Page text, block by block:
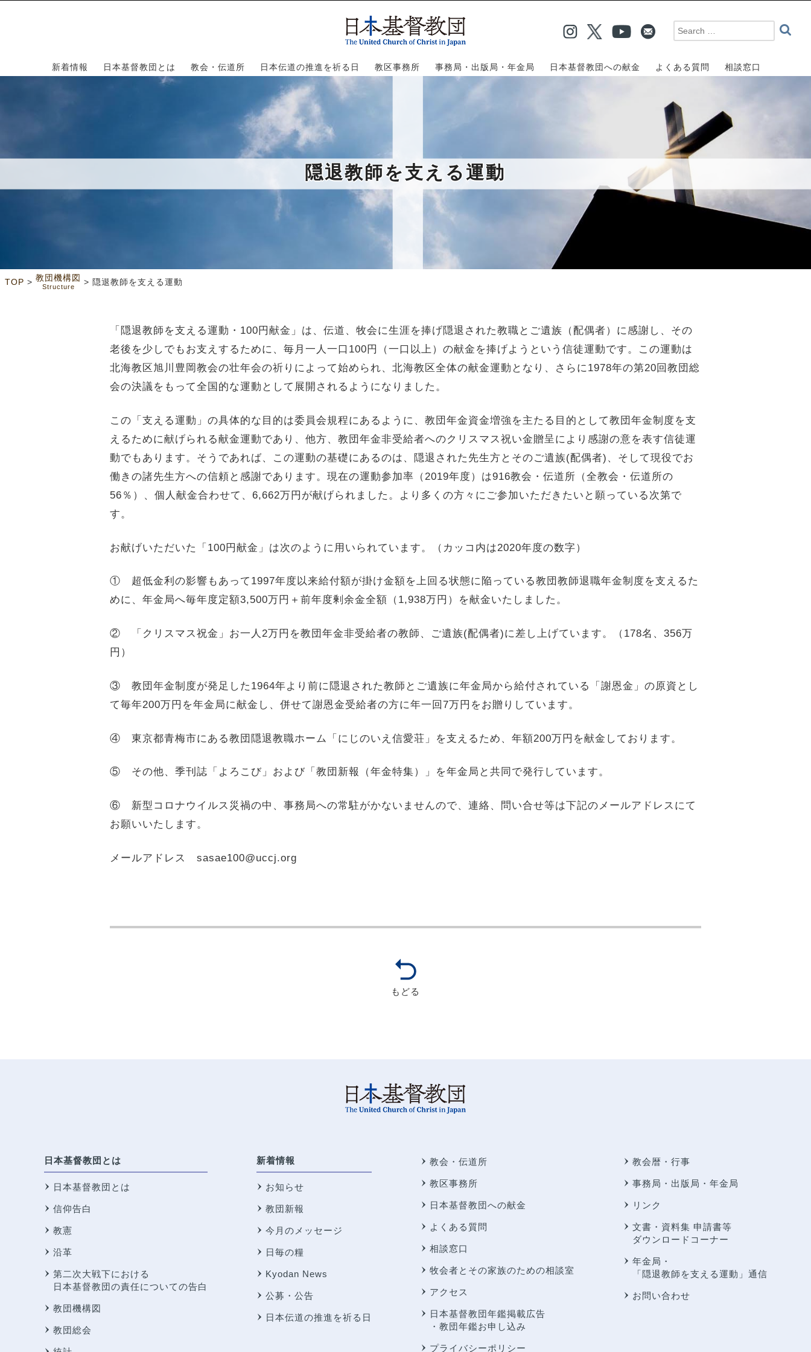
新着情報 日本基督教団とは 教会・伝道所 日本伝道の推進を祈る日 教区事務所 事務局・出版局・年金局 日本基督教団への献金 よくある質問 相談窓口
隠退教師を支える運動
TOP > 教団機構図
Structure
> 隠退教師を支える運動
「隠退教師を支える運動・100円献金」は、伝道、牧会に生涯を捧げ隠退された教職とご遺族（配偶者）に感謝し、その
老後を少しでもお支えするために、毎月一人一口100円（一口以上）の献金を捧げようという信徒運動です。この運動は
北海教区旭川豊岡教会の壮年会の祈りによって始められ、北海教区全体の献金運動となり、さらに1978年の第20回教団総
会の決議をもって全国的な運動として展開されるようになりました。
この「支える運動」の具体的な目的は委員会規程にあるように、教団年金資金増強を主たる目的として教団年金制度を支
えるために献げられる献金運動であり、他方、教団年金非受給者へのクリスマス祝い金贈呈により感謝の意を表す信徒運
動でもあります。そうであれば、この運動の基礎にあるのは、隠退された先生方とそのご遺族(配偶者)、そして現役でお
働きの諸先生方への信頼と感謝であります。現在の運動参加率（2019年度）は916教会・伝道所（全教会・伝道所の
56％）、個人献金合わせて、6,662万円が献げられました。より多くの方々にご参加いただきたいと願っている次第で
す。
お献げいただいた「100円献金」は次のように用いられています。（カッコ内は2020年度の数字）
① 超低金利の影響もあって1997年度以来給付額が掛け金額を上回る状態に陥っている教団教師退職年金制度を支えるた
めに、年金局へ毎年度定額3,500万円＋前年度剰余金全額（1,938万円）を献金いたしました。
② 「クリスマス祝金」お一人2万円を教団年金非受給者の教師、ご遺族(配偶者)に差し上げています。（178名、356万
円）
③ 教団年金制度が発足した1964年より前に隠退された教師とご遺族に年金局から給付されている「謝恩金」の原資とし
て毎年200万円を年金局に献金し、併せて謝恩金受給者の方に年一回7万円をお贈りしています。
④ 東京都青梅市にある教団隠退教職ホーム「にじのいえ信愛荘」を支えるため、年額200万円を献金しております。
⑤ その他、季刊誌「よろこび」および「教団新報（年金特集）」を年金局と共同で発行しています。
⑥ 新型コロナウイルス災禍の中、事務局への常駐がかないませんので、連絡、問い合せ等は下記のメールアドレスにて
お願いいたします。
メールアドレス sasae100@uccj.org
もどる
日本基督教団とは
日本基督教団とは
信仰告白
教憲
沿革
第二次大戦下における
日本基督教団の責任についての告白
教団機構図
教団総会
新着情報
お知らせ
教団新報
今月のメッセージ
日毎の糧
Kyodan News
公募・公告
日本伝道の推進を祈る日
教会・伝道所
教区事務所
日本基督教団への献金
よくある質問
相談窓口
牧会者とその家族のための相談室
アクセス
日本基督教団年鑑掲載広告
・教団年鑑お申し込み
プライバシーポリシー
教会暦・行事
事務局・出版局・年金局
リンク
文書・資料集 申請書等
ダウンロードコーナー
年金局・
「隠退教師を支える運動」通信
お問い合わせ